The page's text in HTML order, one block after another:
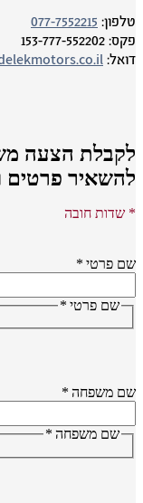
077-7552215
153-777-552202
הצעה
פרטים
חובה
פרטי*
שם פרטי*
משפחה*
שם משפחה*